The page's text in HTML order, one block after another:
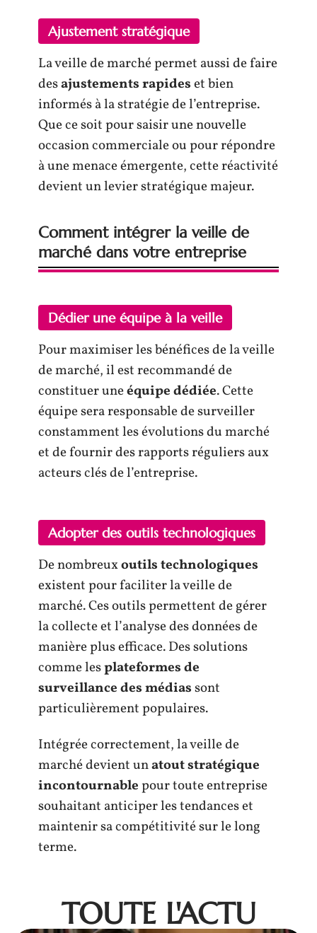
Ajustement stratégique
La veille de marché permet aussi de faire
desajustements rapideset bien
informés à la stratégie de l’entreprise.
Que ce soit pour saisir une nouvelle
occasion commerciale ou pour répondre
à une menace émergente, cette réactivité
devient un levier stratégique majeur.
Comment intégrer la veille de
marché dans votre entreprise
Dédier une équipe à la veille
Pour maximiser les bénéfices de la veille
de marché, il est recommandé de
constituer uneéquipe dédiée. Cette
équipe sera responsable de surveiller
constamment les évolutions du marché
et de fournir des rapports réguliers aux
acteurs clés de l’entreprise.
Adopter des outils technologiques
De nombreuxoutils technologiques
existent pour faciliter la veille de
marché. Ces outils permettent de gérer
la collecte et l’analyse des données de
manière plus efficace. Des solutions
comme lesplateformes de
surveillance des médiassont
particulièrement populaires.
Intégrée correctement, la veille de
marché devient unatout stratégique
incontournablepour toute entreprise
souhaitant anticiper les tendances et
maintenir sa compétitivité sur le long
terme.
TOUTE L'ACTU